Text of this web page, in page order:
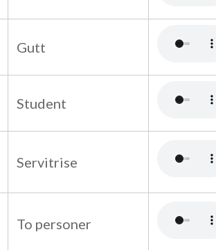
Gutt
Student
Servitrise
To personer